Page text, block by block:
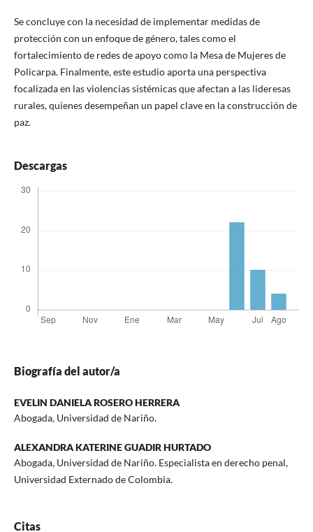
Se concluye con la necesidad de implementar medidas de
protección con un enfoque de género, tales como el
fortalecimiento de redes de apoyo como la Mesa de Mujeres de
Policarpa. Finalmente, este estudio aporta una perspectiva
focalizada en las violencias sistémicas que afectan a las lideresas
rurales, quienes desempeñan un papel clave en la construcción de
paz.
Descargas
Biografía del autor/a
EVELIN DANIELA ROSERO HERRERA
Abogada, Universidad de Nariño.
ALEXANDRA KATERINE GUADIR HURTADO
Abogada, Universidad de Nariño. Especialista en derecho penal,
Universidad Externado de Colombia.
Citas